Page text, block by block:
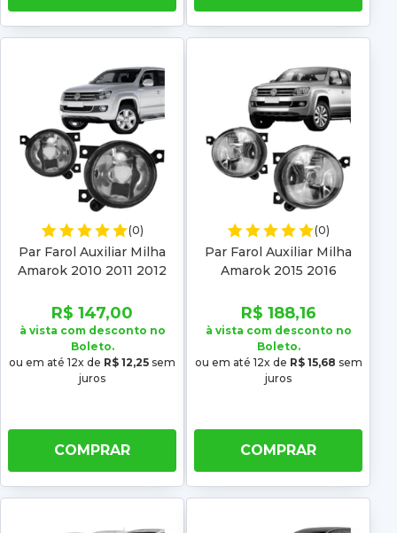
(0)
Par Farol Auxiliar Milha
Amarok 2010 2011 2012
R$ 147,00
à vista com desconto no
Boleto.
ou em até 12x de R$ 12,25 sem
juros
COMPRAR
(0)
Par Farol Auxiliar Milha
Amarok 2015 2016
R$ 188,16
à vista com desconto no
Boleto.
ou em até 12x de R$ 15,68 sem
juros
COMPRAR